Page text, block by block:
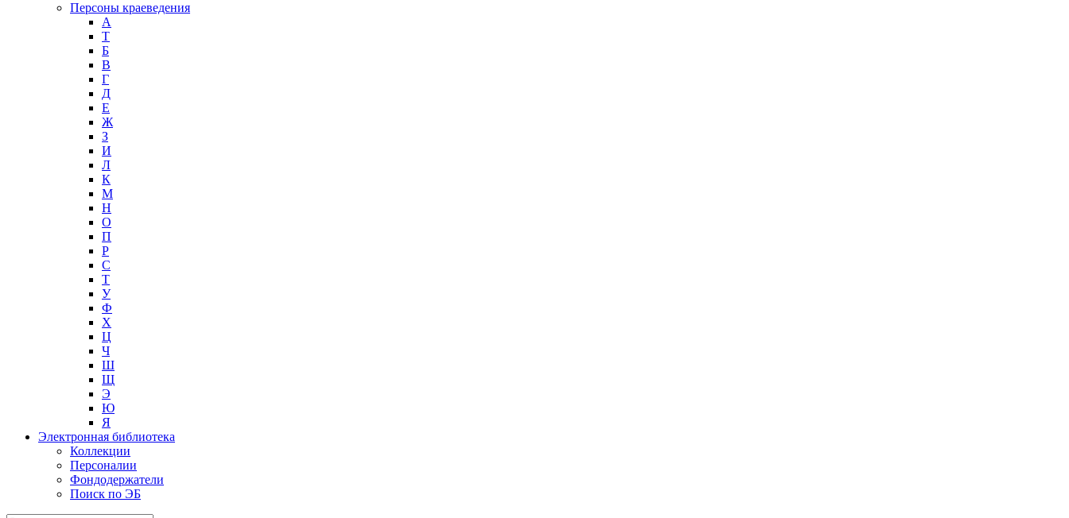
Персоны краеведения
А
T
Б
В
Г
Д
Е
Ж
З
И
Л
К
М
Н
О
П
Р
С
Т
У
Ф
Х
Ц
Ч
Ш
Щ
Э
Ю
Я
Электронная библиотека
Коллекции
Персоналии
Фондодержатели
Поиск по ЭБ